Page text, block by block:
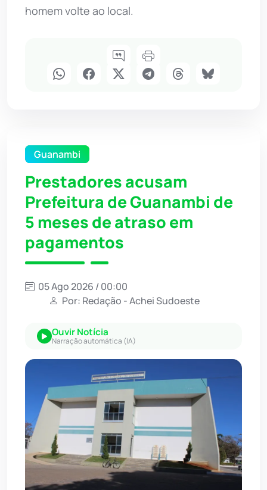
homem volte ao local.
Guanambi
Prestadores acusam
Prefeitura de Guanambi de
5 meses de atraso em
pagamentos
05 Ago 2026 / 00:00
Por: Redação - Achei Sudoeste
Ouvir Notícia
Narração automática (IA)